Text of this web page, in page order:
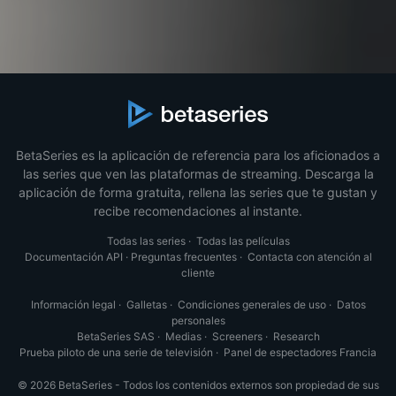
BetaSeries es la aplicación de referencia para los aficionados a
las series que ven las plataformas de streaming. Descarga la
aplicación de forma gratuita, rellena las series que te gustan y
recibe recomendaciones al instante.
Todas las series· Todas las películas
Documentación API · Preguntas frecuentes· Contacta con atención al
cliente
Información legal · Galletas· Condiciones generales de uso· Datos
personales
BetaSeries SAS · Medias· Screeners· Research
Prueba piloto de una serie de televisión · Panel de espectadores Francia
© 2026 BetaSeries - Todos los contenidos externos son propiedad de sus